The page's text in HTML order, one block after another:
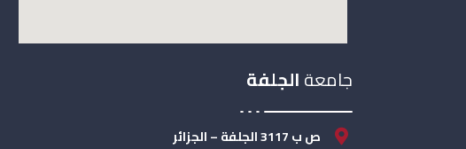
جامعةالجلفة
ص ب 3117 الجلفة – الجزائر